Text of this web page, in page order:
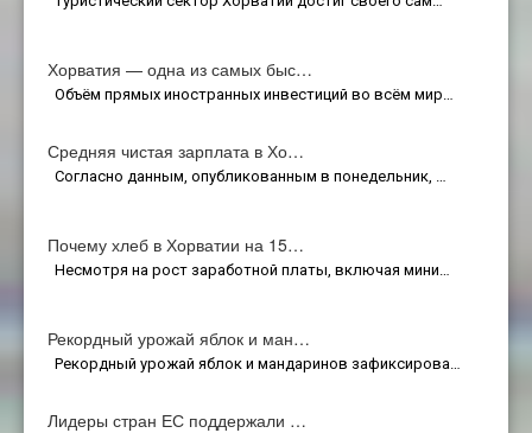
Хорватия — одна из самых быс…
Объём прямых иностранных инвестиций во всём мир…
Средняя чистая зарплата в Хо…
Согласно данным, опубликованным в понедельник, …
Почему хлеб в Хорватии на 15…
Несмотря на рост заработной платы, включая мини…
Рекордный урожай яблок и ман…
Рекордный урожай яблок и мандаринов зафиксирова…
Лидеры стран ЕС поддержали …